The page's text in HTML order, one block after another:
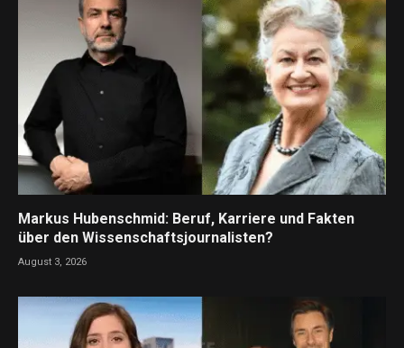
Markus Hubenschmid: Beruf, Karriere und Fakten
über den Wissenschaftsjournalisten?
August 3, 2026